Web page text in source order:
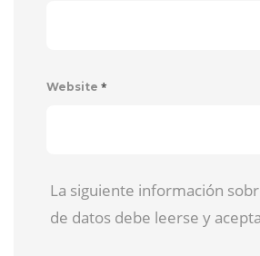
Website *
La siguiente información
de datos debe leerse y